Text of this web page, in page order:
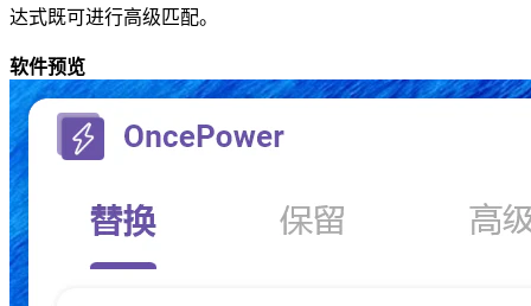
达式既可进行高级匹配。
软件预览